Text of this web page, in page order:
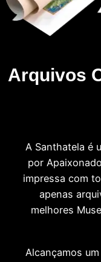
Arquivos
A Santhatela é
por
impressa com
apenas
melhores
Alcançamos